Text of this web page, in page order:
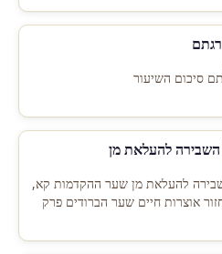
סיכום השיעור
להעלאת מן שער ההקדמות קא,
אוצרות חיים שער הברודים פרק